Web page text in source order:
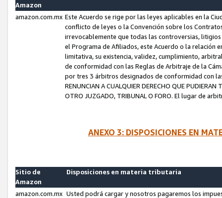
Amazon
amazon.com.mx Este Acuerdo se rige por las leyes aplicables en la
conflicto de leyes o la Convención sobre los
irrevocablemente que todas las controversias,
el Programa de Afiliados, este Acuerdo o la relación
limitativa, su existencia, validez, cumplimiento,
de conformidad con las Reglas de Arbitraje de la
por tres 3 árbitros designados de conformidad con las
RENUNCIAN A CUALQUIER DERECHO QUE
OTRO JUZGADO, TRIBUNAL O FORO. El lugar de
ANEXO 3: DISPOSICIONES EN
Sitio de
Amazon
Disposiciones en materia tributaria
amazon.com.mx Usted podrá cargar y nosotros pagaremos los